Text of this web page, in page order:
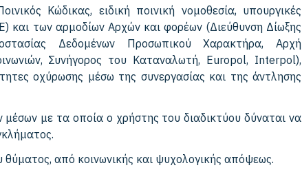
Κώδικας, ειδική ποινική νομοθεσία, υπουργικές
και των αρμοδίων Αρχών και φορέων (Διεύθυνση Δίωξης
Δεδομένων Προσωπικού Χαρακτήρα, Αρχή
Συνήγορος του Καταναλωτή, Europol, Interpol),
οχύρωσης μέσω της συνεργασίας και της άντλησης
μέσων με τα οποία ο χρήστης του διαδικτύου δύναται να
από κοινωνικής και ψυχολογικής απόψεως.